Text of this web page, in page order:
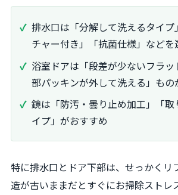
排水口は「分解して洗えるタイプ
チャー付き」「抗菌仕様」などを
浴室ドアは「段差が少ないフラ
部パッキンが外して洗える」も
鏡は「防汚・曇り止め加工」「取
イプ」がおすすめ
特に排水口とドア下部は、せっかくリ
造が古いままだとすぐにお掃除ストレ